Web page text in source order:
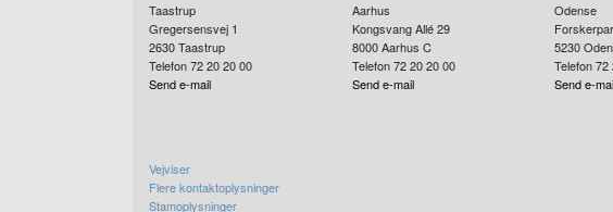
Taastrup
Gregersensvej 1
2630Taastrup
Telefon 72 20 20 00
Send e-mail
Aarhus
Kongsvang Allé 29
8000 Aarhus C
Telefon 72 20 20 00
Send e-mail
Odense
5230
Telefon 72
Send e-
Vejviser
Flere kontaktoplysninger
Stamoplysninger